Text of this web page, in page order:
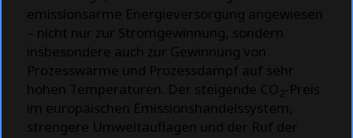
emissionsarme Energieversorgung angewiesen
– nicht nur zur Stromgewinnung, sondern
insbesondere auch zur Gewinnung von
Prozesswärme und Prozessdampf auf sehr
hohen Temperaturen. Der steigende CO2-Preis
im europäischen Emissionshandelssystem,
strengere Umweltauflagen und der Ruf der